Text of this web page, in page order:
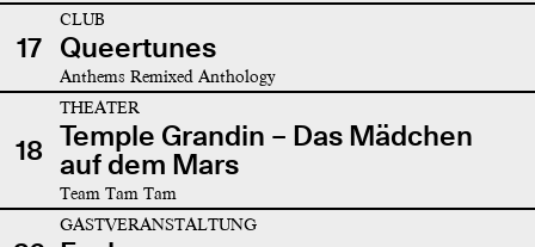
17
CLUB
Queertunes
Anthems Remixed Anthology
18
THEATER
Temple Grandin – Das Mädchen
auf dem Mars
Team Tam Tam
GASTVERANSTALTUNG